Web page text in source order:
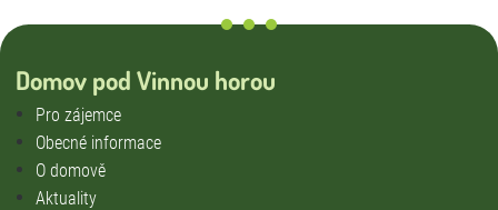
Úklid
Domov pod Vinnou horou
Pro zájemce
Obecné informace
O domově
Aktuality